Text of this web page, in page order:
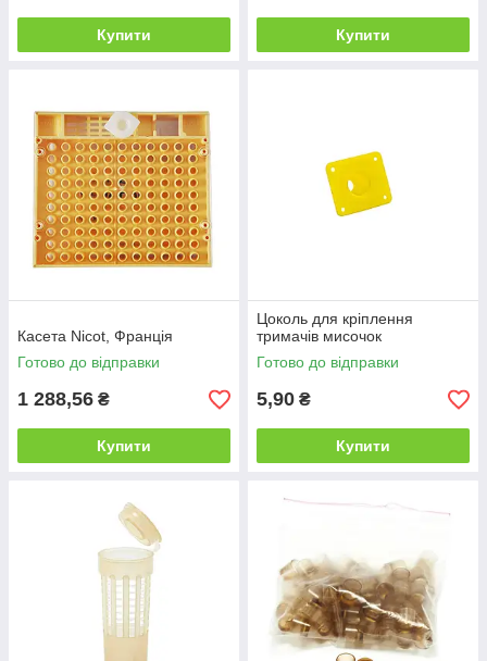
Купити Купити
Касета Nicot, Франція
Готово до відправки
1 288,56 ₴
Купити
Цоколь для кріплення
тримачів мисочок
Готово до відправки
5,90 ₴
Купити